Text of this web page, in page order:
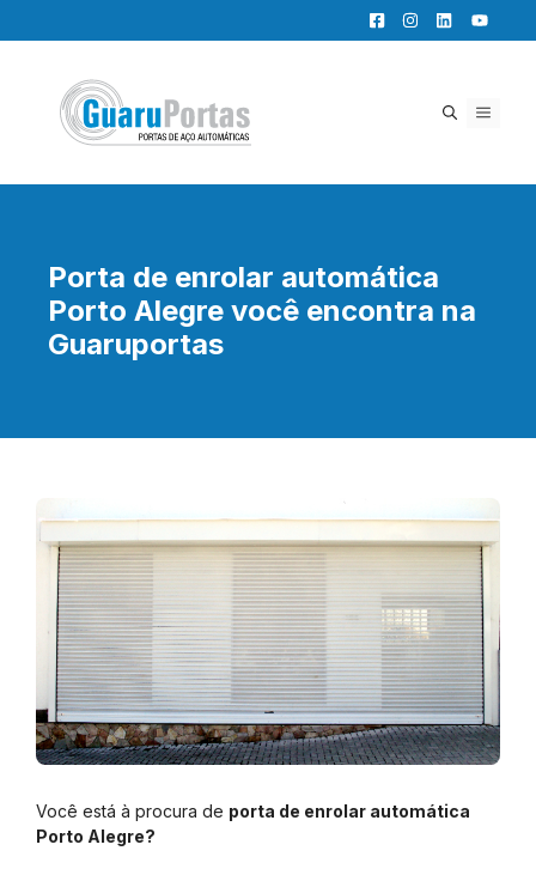
para
conteúdo
MENU
Porta de enrolar automática
Porto Alegre você encontra na
Guaruportas
Você está à procura de porta de enrolar automática
Porto Alegre?